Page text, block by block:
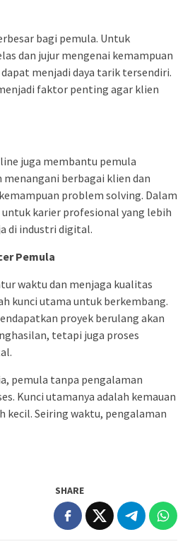
bagi pemula. Untuk
dan jujur mengenai kemampuan
menjadi daya tarik tersendiri.
faktor penting agar klien
juga membantu pemula
berbagai klien dan
problem solving. Dalam
karier profesional yang lebih
di industri digital.
Pemula
waktu dan menjaga kualitas
kunci utama untuk berkembang.
proyek berulang akan
tetapi juga proses
pemula tanpa pengalaman
Kunci utamanya adalah kemauan
kecil. Seiring waktu, pengalaman
SHARE